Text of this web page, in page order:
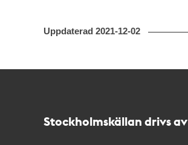
Uppdaterad 2021-12-02
Stockholmskällan drivs av